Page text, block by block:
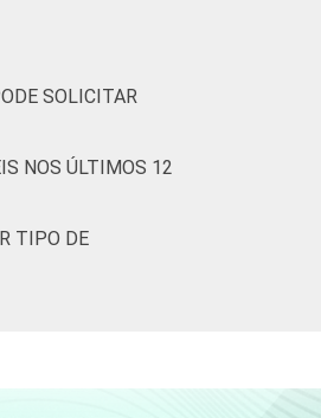
SOLICITAR
NOS ÚLTIMOS 12
TIPO DE